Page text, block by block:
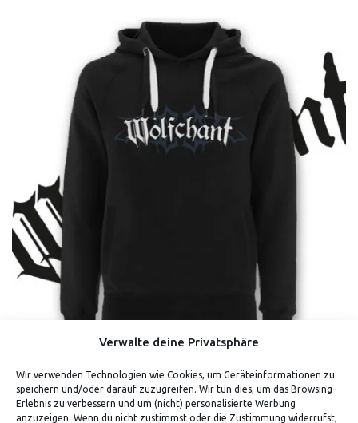
Verwalte deine Privatsphäre
Wir verwenden Technologien wie Cookies, um Geräteinformationen zu
speichern und/oder darauf zuzugreifen. Wir tun dies, um das Browsing-
Erlebnis zu verbessern und um (nicht) personalisierte Werbung
anzuzeigen. Wenn du nicht zustimmst oder die Zustimmung widerrufst,
WOLFCHANT – TRIBAL (HOODIE)